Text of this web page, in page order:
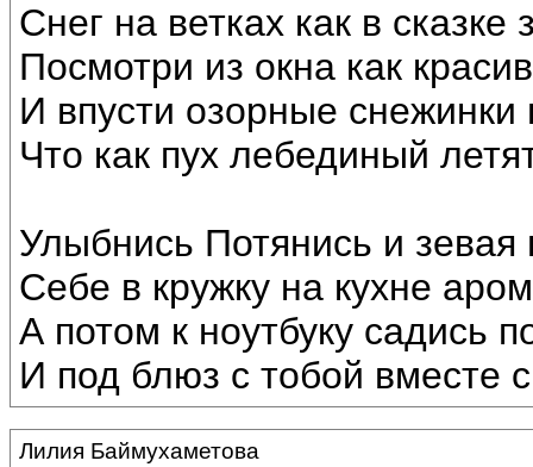
Снег на ветках как в
Посмотри из окна как
И впусти озорные снежинки
Что как пух лебединый
Улыбнись Потянись и зевая
Себе в кружку на кухне
А потом к ноутбуку садись
И под блюз с тобой вместе
Лилия Баймухаметова